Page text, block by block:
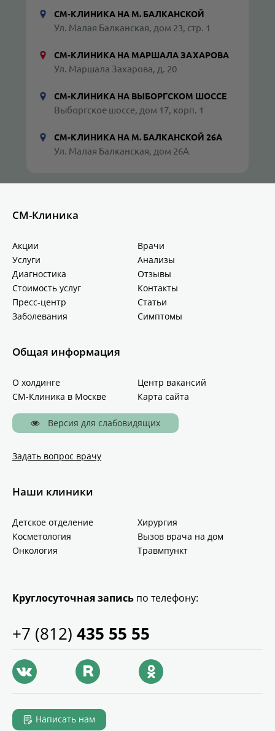
СМ-КЛИНИКА НА М. БАЛКАНСКОЙ
Ул. Малая Балканская, дом 23, стр. 1
СМ-КЛИНИКА НА МАРШАЛА ЗАХАРОВА
Ул. Маршала Захарова, д. 20
СМ-КЛИНИКА НА ВЫБОРГСКОМ ШОССЕ
Выборгское шоссе, дом 17, корп. 1
СМ-КЛИНИКА НА М. БАЛКАНСКОЙ 26А
Ул. Малая Балканская, дом 26А
СМ-Клиника
Акции
Врачи
Услуги
Анализы
Диагностика
Отзывы
Стоимость услуг
Контакты
Пресс-центр
Статьи
Заболевания
Симптомы
Общая информация
О холдинге
Центр вакансий
СМ-Клиника в Москве
Карта сайта
Версия для слабовидящих
Задать вопрос врачу
Наши клиники
Детское отделение
Хирургия
Косметология
Вызов врача на дом
Онкология
Травмпункт
Круглосуточная запись по телефону:
+7 (812) 435 55 55
Написать нам